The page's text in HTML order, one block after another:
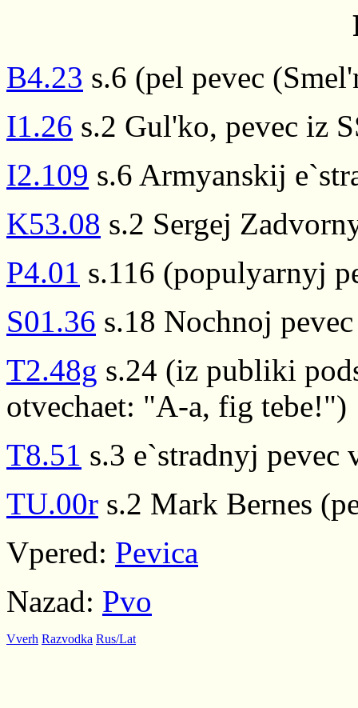
B4.23 s.6 (pel pevec
I1.26 s.2 Gul'ko, pevec iz
I2.109 s.6 Armyanskij
K53.08 s.2 Sergej
P4.01 s.116 (populyarnyj
S01.36 s.18 Nochnoj
T2.48g s.24 (iz publiki
otvechaet: "A-a, fig tebe!")
T8.51 s.3 e`stradnyj pevec
TU.00r s.2 Mark Bernes
Vpered: Pevica
Nazad: Pvo
Vverh Razvodka Rus/Lat